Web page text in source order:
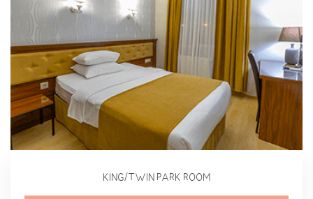
KING/TWIN PARK ROOM